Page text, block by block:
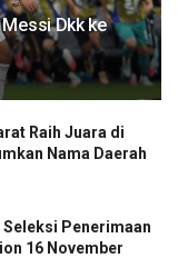
Dkk ke
Raih Juara di
Nama Daerah
Penerimaan
16 November